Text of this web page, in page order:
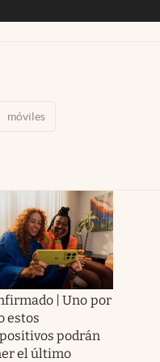
móviles
| Uno por
estos
podrán
el último